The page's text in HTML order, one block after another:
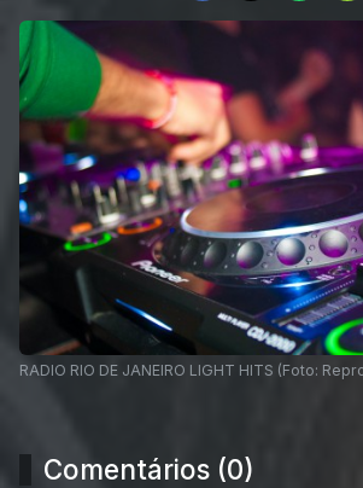
RADIO RIO DE JANEIRO LIGHT HITS (Foto:
Comentários (0)